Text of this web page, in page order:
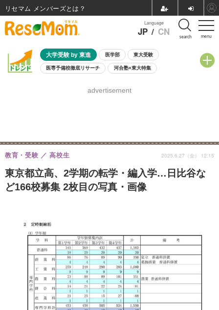
menu
Language
JP / CN search
大学受験 by 東進 医学部 東大受験
医専予備校徹底リサーチ 河合塾×東大特集
8月開催学校説明会・相談会
advertisement
東京都立高、2学期の転学・編入学…日比谷な
ど166校募集 2枚目の写真・画像
教育・受験 高校生 2025.6.27（金） 12:15
リセマム メンバーズ